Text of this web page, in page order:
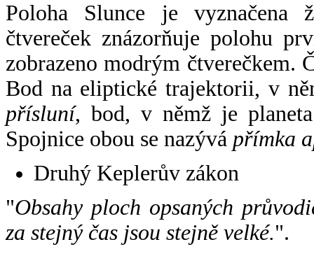
Poloha Slunce je vyznačena
čtvereček znázorňuje polohu
zobrazeno modrým čtverečkem.
Bod na eliptické trajektorii, v
přísluní, bod, v němž je
Spojnice obou se nazývá přímka
Druhý Keplerův zákon
"Obsahy ploch opsaných
za stejný čas jsou stejně velké.".